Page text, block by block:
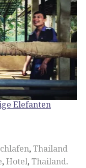
Elefanten
,Thailand
,Hotel,Thailand.